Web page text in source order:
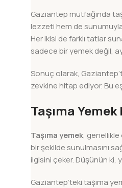
Gaziantep mutfağında
lezzeti hem de
Her ikisi de farklı tatlar
sadece bir yemek değil,
Sonuç olarak,
zevkine hitap ediyor. Bu
Taşıma
Taşıma yemek, genellikle
bir şekilde sunulmasını
ilgisini çeker. Düşünün
Gaziantep’teki taşıma